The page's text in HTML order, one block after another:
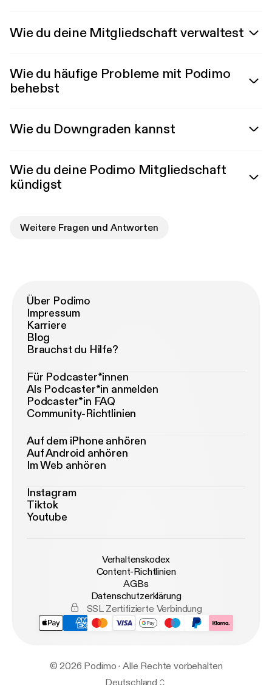
Wie du deine Mitgliedschaft verwaltest
Wie du häufige Probleme mit Podimo
behebst
Wie du Downgraden kannst
Wie du deine Podimo Mitgliedschaft
kündigst
Weitere Fragen und Antworten
Über Podimo
Impressum
Karriere
Blog
Brauchst du Hilfe?
Für Podcaster*innen
Als Podcaster*in anmelden
Podcaster*in FAQ
Community-Richtlinien
Auf dem iPhone anhören
Auf Android anhören
Im Web anhören
Instagram
Tiktok
Youtube
Verhaltenskodex
Content-Richtlinien
AGBs
Datenschutzerklärung
SSL Zertifizierte Verbindung
© 2026 Podimo · Alle Rechte vorbehalten
Deutschland